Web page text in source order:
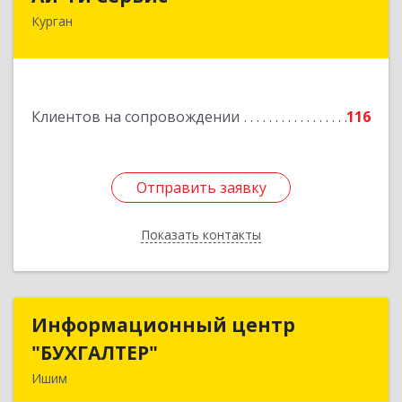
Курган
Клиентов на сопровождении 116
Отправить заявку
Показать контакты
Отправить заявку
Назад
Информационный центр
"БУХГАЛТЕР"
Ишим
Информационный центр